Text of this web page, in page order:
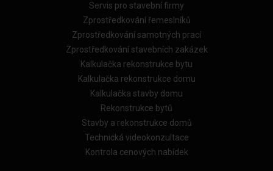
Servis pro stavební firmy
Zprostředkování řemeslníků
Zprostředkování samotných prací
Zprostředkování stavebních zakázek
Kalkulačka rekonstrukce bytu
Kalkulačka rekonstrukce domu
Kalkulačka stavby domu
Rekonstrukce bytů
Stavby a rekonstrukce domů
Technická videokonzultace
Kontrola cenových nabídek